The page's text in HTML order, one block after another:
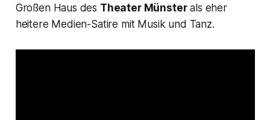
Großen Haus des Theater Münsterals eher
heitere Medien-Satire mit Musik und Tanz.